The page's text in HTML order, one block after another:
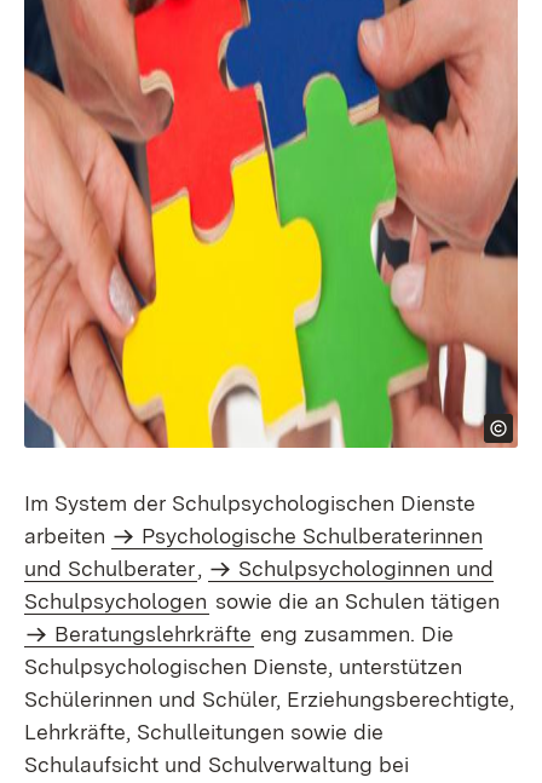
Im System der Schulpsychologischen Dienste
arbeiten
Psychologische Schulberaterinnen
und Schulberater,
Schulpsychologinnen und
Schulpsychologen sowie die an Schulen tätigen
Beratungslehrkräfte eng zusammen. Die
Schulpsychologischen Dienste, unterstützen
Schülerinnen und Schüler, Erziehungsberechtigte,
Lehrkräfte, Schulleitungen sowie die
Schulaufsicht und Schulverwaltung bei